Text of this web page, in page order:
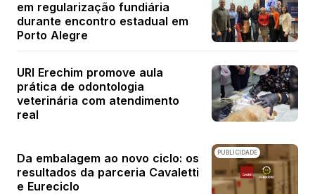
em regularização fundiária
durante encontro estadual em
Porto Alegre
URI Erechim promove aula
prática de odontologia
veterinária com atendimento
real
PUBLICIDADE
Da embalagem ao novo ciclo: os
resultados da parceria Cavaletti
e Eureciclo